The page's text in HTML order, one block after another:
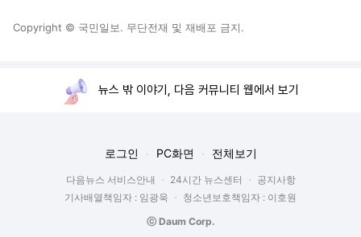
Copyright © 국민일보. 무단전재 및 재배포 금지.
뉴스 밖 이야기, 다음 커뮤니티 웹에서 보기
로그인 PC화면 전체보기
다음뉴스 서비스안내 24시간 뉴스센터
공지사항
기사배열책임자 : 임광욱
청소년보호책임자 : 이호원
ⓒ Daum Corp.